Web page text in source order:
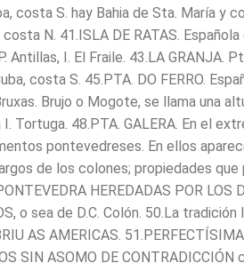
costa S. hay Bahia de Sta. María y
N. 41.ISLA DE RATAS. Española
Antillas, I. El Fraile. 43.LA GRANJA.
costa S. 45.PTA. DO FERRO.
Brujo o Mogote, se llama una
Tortuga. 48.PTA. GALERA. En el
pontevedreses. En ellos
de los colones; propiedades que
HEREDADAS POR LOS
o sea de D.C. Colón. 50.La
AS AMERICAS.
SIN ASOMO DE CONTRADICCIÓN